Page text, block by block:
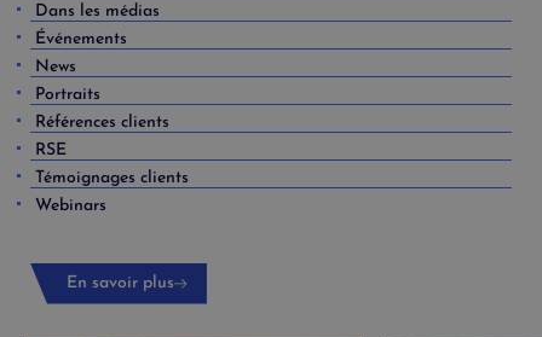
Dans les médias
Événements
News
Portraits
Références clients
RSE
Témoignages clients
Webinars
En savoir plus